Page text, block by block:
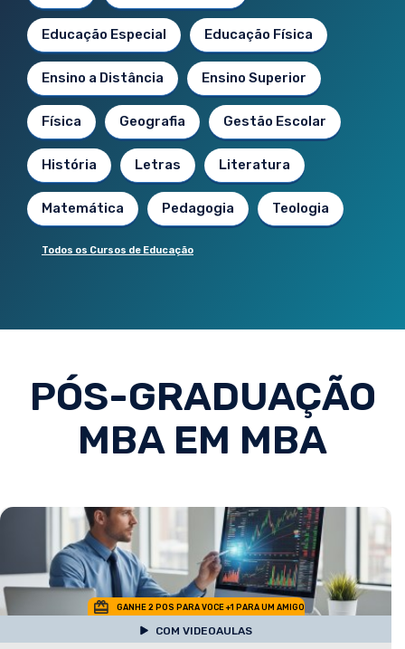
Educação Especial Educação Física
Ensino a Distância Ensino Superior
Física Geografia Gestão Escolar
História Letras Literatura
Matemática Pedagogia Teologia
Todos os Cursos de Educação
PÓS-GRADUAÇÃO
MBA EM MBA
GANHE 2 POS PARA VOCE +1 PARA UM AMIGO
COM VIDEOAULAS